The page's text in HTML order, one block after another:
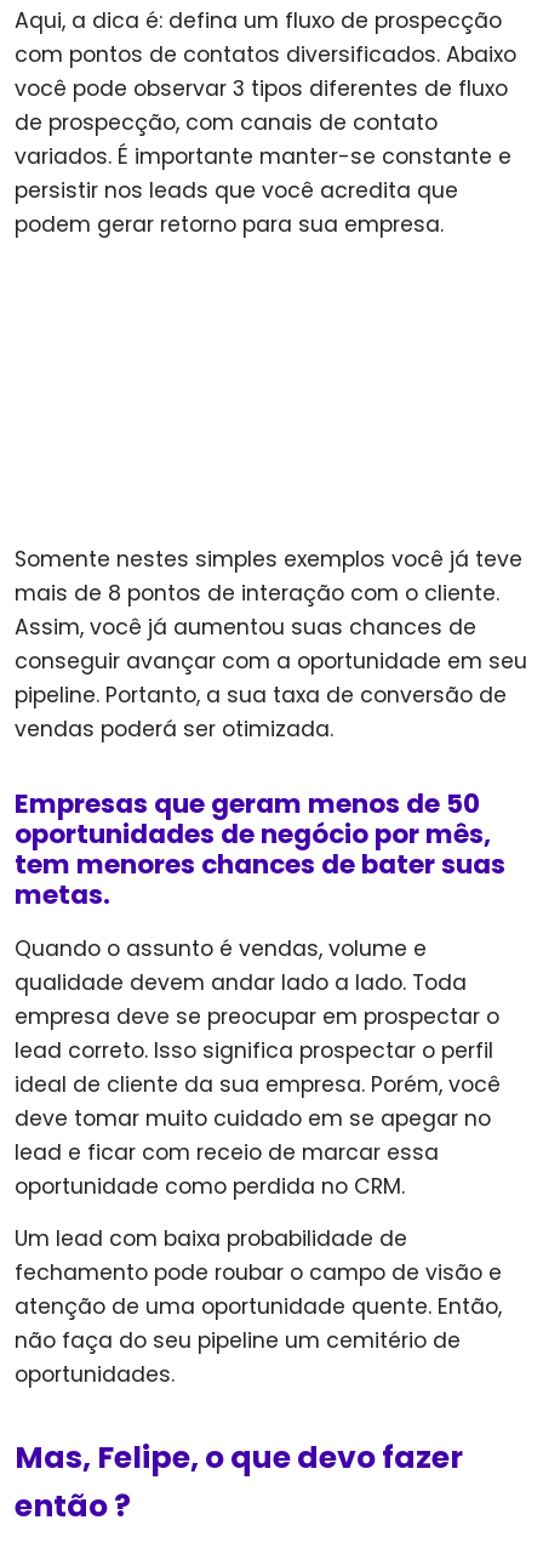
Aqui, a dica é: defina um fluxo de prospecção
com pontos de contatos diversificados. Abaixo
você pode observar 3 tipos diferentes de fluxo
de prospecção, com canais de contato
variados. É importante manter-se constante e
persistir nos leads que você acredita que
podem gerar retorno para sua empresa.
Somente nestes simples exemplos você já teve
mais de 8 pontos de interação com o cliente.
Assim, você já aumentou suas chances de
conseguir avançar com a oportunidade em seu
pipeline. Portanto, a sua taxa de conversão de
vendas poderá ser otimizada.
Empresas que geram menos de 50
oportunidades de negócio por mês,
tem menores chances de bater suas
metas.
Quando o assunto é vendas, volume e
qualidade devem andar lado a lado. Toda
empresa deve se preocupar em prospectar o
lead correto. Isso significa prospectar o perfil
ideal de cliente da sua empresa. Porém, você
deve tomar muito cuidado em se apegar no
lead e ficar com receio de marcar essa
oportunidade como perdida no CRM.
Um lead com baixa probabilidade de
fechamento pode roubar o campo de visão e
atenção de uma oportunidade quente. Então,
não faça do seu pipeline um cemitério de
oportunidades.
Mas, Felipe, o que devo fazer
então ?